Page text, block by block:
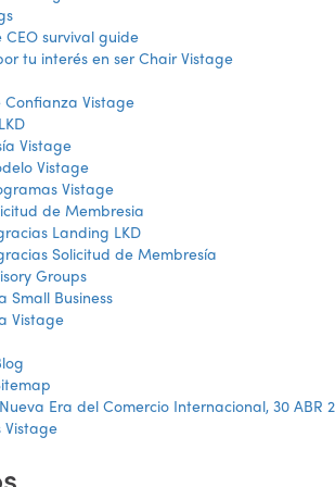
CEO survival guide
tu interés en ser Chair Vistage
Confianza Vistage
Vistage
Vistage
Vistage
de Membresia
Landing LKD
Solicitud de Membresía
Groups
Small Business
Vistage
Era del Comercio Internacional, 30 ABR
Vistage